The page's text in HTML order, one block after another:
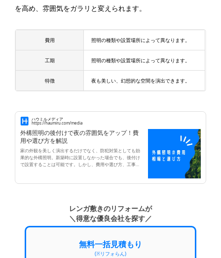
を高め、雰囲気をガラリと変えられます。
費用 照明の種類や設置場所によって異なります。
工期 照明の種類や設置場所によって異なります。
特徴 夜も美しい、幻想的な空間を演出できます。
ハウミルメディア
https://haumiru.com/media
外構照明の後付けで夜の雰囲気をアップ！費
用や選び方を解説
家の外観を美しく演出するだけでなく、防犯対策としても効
果的な外構照明。新築時に設置しなかった場合でも、後付け
で設置することは可能です。しかし、費用や選び方、工事内
注意点などについて詳しく解説します。よくある質問や口コ
レンガ敷きのリフォームが
＼得意な優良会社を探す／
無料一括見積もり
(※リフォらん)